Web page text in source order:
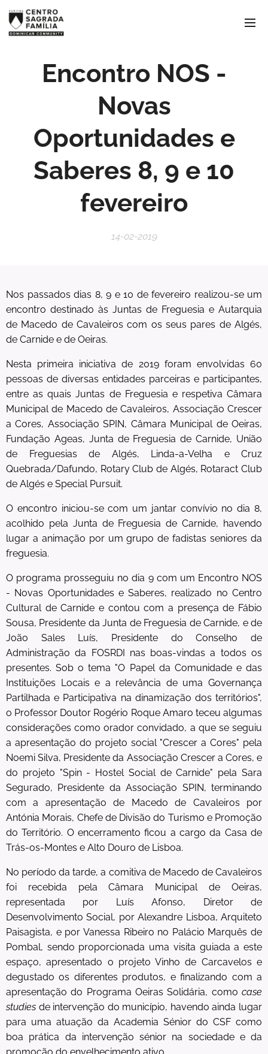
Encontro NOS -
Novas
Oportunidades e
Saberes 8, 9 e 10
fevereiro
14-02-2019
Nos passados dias 8, 9 e 10 de fevereiro realizou-se um
encontro destinado às Juntas de Freguesia e Autarquia
de Macedo de Cavaleiros com os seus pares de Algés,
de Carnide e de Oeiras.
Nesta primeira iniciativa de 2019 foram envolvidas 60
pessoas de diversas entidades parceiras e participantes,
entre as quais Juntas de Freguesia e respetiva Câmara
Municipal de Macedo de Cavaleiros, Associação Crescer
a Cores, Associação SPIN, Câmara Municipal de Oeiras,
Fundação Ageas, Junta de Freguesia de Carnide, União
de Freguesias de Algés, Linda-a-Velha e Cruz
Quebrada/Dafundo, Rotary Club de Algés, Rotaract Club
de Algés e Special Pursuit.
O encontro iniciou-se com um jantar convívio no dia 8,
acolhido pela Junta de Freguesia de Carnide, havendo
lugar a animação por um grupo de fadistas seniores da
freguesia.
O programa prosseguiu no dia 9 com um Encontro NOS
- Novas Oportunidades e Saberes, realizado no Centro
Cultural de Carnide e contou com a presença de Fábio
Sousa, Presidente da Junta de Freguesia de Carnide, e de
João Sales Luís, Presidente do Conselho de
Administração da FOSRDI nas boas-vindas a todos os
presentes. Sob o tema "O Papel da Comunidade e das
Instituições Locais e a relevância de uma Governança
Partilhada e Participativa na dinamização dos territórios",
o Professor Doutor Rogério Roque Amaro teceu algumas
considerações como orador convidado, a que se seguiu
a apresentação do projeto social "Crescer a Cores" pela
Noemi Silva, Presidente da Associação Crescer a Cores, e
do projeto "Spin - Hostel Social de Carnide" pela Sara
Segurado, Presidente da Associação SPIN, terminando
com a apresentação de Macedo de Cavaleiros por
Antónia Morais, Chefe de Divisão do Turismo e Promoção
do Território. O encerramento ficou a cargo da Casa de
Trás-os-Montes e Alto Douro de Lisboa.
No período da tarde, a comitiva de Macedo de Cavaleiros
foi recebida pela Câmara Municipal de Oeiras,
representada por Luís Afonso, Diretor de
Desenvolvimento Social, por Alexandre Lisboa, Arquiteto
Paisagista, e por Vanessa Ribeiro no Palácio Marquês de
Pombal, sendo proporcionada uma visita guiada a este
espaço, apresentado o projeto Vinho de Carcavelos e
degustado os diferentes produtos, e finalizando com a
apresentação do Programa Oeiras Solidária, como case
studies de intervenção do município, havendo ainda lugar
para uma atuação da Academia Sénior do CSF como
boa prática da intervenção sénior na sociedade e da